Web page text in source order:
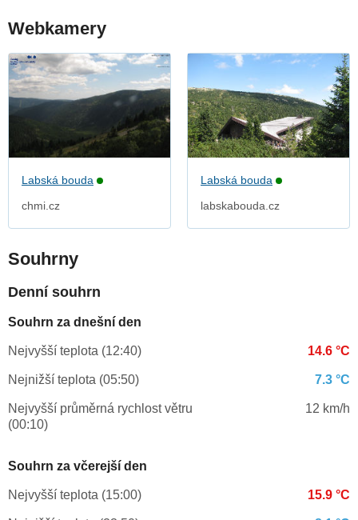
Webkamery
Labská bouda
chmi.cz
Labská bouda
labskabouda.cz
Souhrny
Denní souhrn
Souhrn za dnešní den
Nejvyšší teplota (12:40) 14.6 °C
Nejnižší teplota (05:50) 7.3 °C
Nejvyšší průměrná rychlost větru
(00:10)
12 km/h
Souhrn za včerejší den
Nejvyšší teplota (15:00) 15.9 °C